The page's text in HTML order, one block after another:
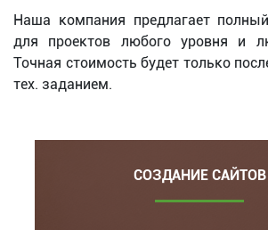
Наша компания предлагает
для проектов любого уровня и
Точная стоимость будет только
тех. заданием.
СОЗДАНИЕ САЙТОВ